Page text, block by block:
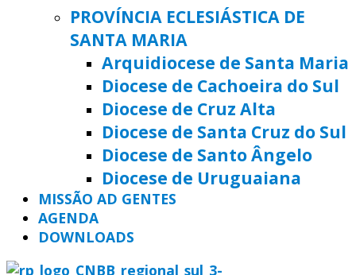
PROVÍNCIA ECLESIÁSTICA DE
SANTA MARIA
Arquidiocese de Santa Maria
Diocese de Cachoeira do Sul
Diocese de Cruz Alta
Diocese de Santa Cruz do Sul
Diocese de Santo Ângelo
Diocese de Uruguaiana
MISSÃO AD GENTES
AGENDA
DOWNLOADS